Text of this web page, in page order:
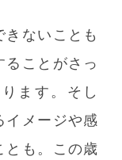
ないことも
ことがさっ
ます。そし
イメージや感
とも。この歳